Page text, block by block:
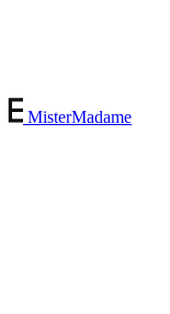
MisterMadame